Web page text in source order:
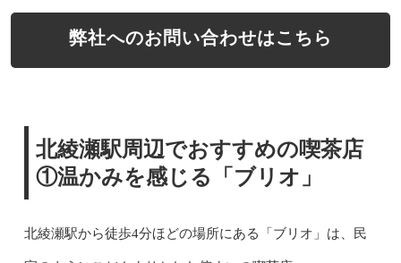
弊社へのお問い合わせはこちら
北綾瀬駅周辺でおすすめの喫茶店
①温かみを感じる「ブリオ」
北綾瀬駅から徒歩4分ほどの場所にある「ブリオ」は、民